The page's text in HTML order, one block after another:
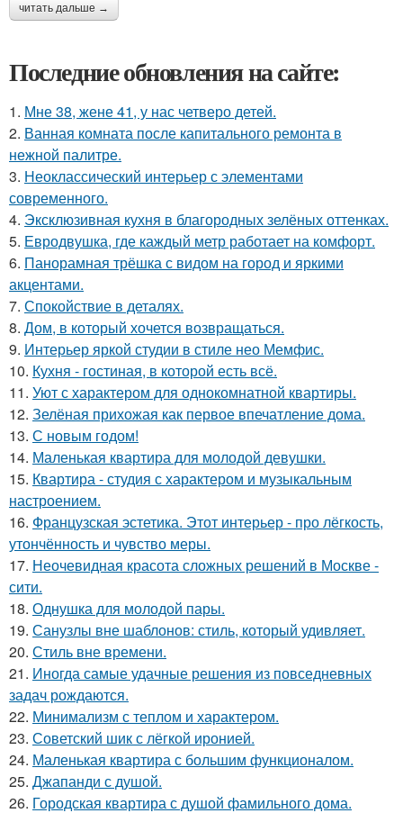
читать дальше →
Последние обновления на сайте:
1. Мне 38, жене 41, у нас четверо детей.
2. Ванная комната после капитального ремонта в
нежной палитре.
3. Неоклассический интерьер с элементами
современного.
4. Эксклюзивная кухня в благородных зелёных оттенках.
5. Евродвушка, где каждый метр работает на комфорт.
6. Панорамная трёшка с видом на город и яркими
акцентами.
7. Спокойствие в деталях.
8. Дом, в который хочется возвращаться.
9. Интерьер яркой студии в стиле нео Мемфис.
10. Кухня - гостиная, в которой есть всё.
11. Уют с характером для однокомнатной квартиры.
12. Зелёная прихожая как первое впечатление дома.
13. С новым годом!
14. Маленькая квартира для молодой девушки.
15. Квартира - студия с характером и музыкальным
настроением.
16. Французская эстетика. Этот интерьер - про лёгкость,
утончённость и чувство меры.
17. Неочевидная красота сложных решений в Москве -
сити.
18. Однушка для молодой пары.
19. Санузлы вне шаблонов: стиль, который удивляет.
20. Стиль вне времени.
21. Иногда самые удачные решения из повседневных
задач рождаются.
22. Минимализм с теплом и характером.
23. Советский шик с лёгкой иронией.
24. Маленькая квартира с большим функционалом.
25. Джапанди с душой.
26. Городская квартира с душой фамильного дома.